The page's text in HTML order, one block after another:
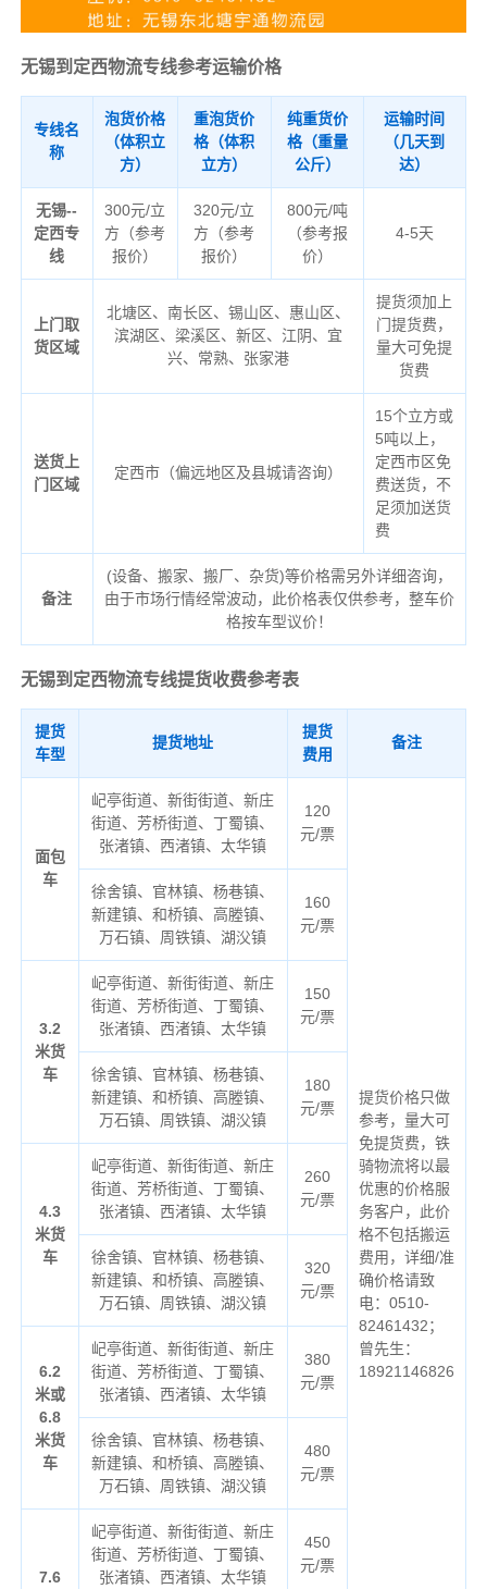
无锡到定西物流专线参考运输价格
专线名
称
泡货价格
（体积立
方）
重泡货价
格（体积
立方）
纯重货价
格（重量
公斤）
运输时间
（几天到
达）
无锡--
定西专
线
300元/立
方（参考
报价）
320元/立
方（参考
报价）
800元/吨
（参考报
价）
4-5天
上门取
货区域
北塘区、南长区、锡山区、惠山区、
滨湖区、梁溪区、新区、江阴、宜
兴、常熟、张家港
提货须加上
门提货费，
量大可免提
货费
送货上
门区域
定西市（偏远地区及县城请咨询）
15个立方或
5吨以上，
定西市区免
费送货，不
足须加送货
费
备注
(设备、搬家、搬厂、杂货)等价格需另外详细咨询，
由于市场行情经常波动，此价格表仅供参考，整车价
格按车型议价！
无锡到定西物流专线提货收费参考表
提货
车型
提货地址
提货
费用
备注
面包
车
屺亭街道、新街街道、新庄
街道、芳桥街道、丁蜀镇、
张渚镇、西渚镇、太华镇
120
元/票
提货价格只做
参考，量大可
免提货费，铁
骑物流将以最
优惠的价格服
务客户，此价
格不包括搬运
费用，详细/准
确价格请致
电：0510-
82461432；
曾先生：
18921146826
徐舍镇、官林镇、杨巷镇、
新建镇、和桥镇、高塍镇、
万石镇、周铁镇、湖㳇镇
160
元/票
3.2
米货
车
屺亭街道、新街街道、新庄
街道、芳桥街道、丁蜀镇、
张渚镇、西渚镇、太华镇
150
元/票
徐舍镇、官林镇、杨巷镇、
新建镇、和桥镇、高塍镇、
万石镇、周铁镇、湖㳇镇
180
元/票
4.3
米货
车
屺亭街道、新街街道、新庄
街道、芳桥街道、丁蜀镇、
张渚镇、西渚镇、太华镇
260
元/票
徐舍镇、官林镇、杨巷镇、
新建镇、和桥镇、高塍镇、
万石镇、周铁镇、湖㳇镇
320
元/票
6.2
米或
6.8
米货
车
屺亭街道、新街街道、新庄
街道、芳桥街道、丁蜀镇、
张渚镇、西渚镇、太华镇
380
元/票
徐舍镇、官林镇、杨巷镇、
新建镇、和桥镇、高塍镇、
万石镇、周铁镇、湖㳇镇
480
元/票
7.6
屺亭街道、新街街道、新庄
街道、芳桥街道、丁蜀镇、
张渚镇、西渚镇、太华镇
450
元/票